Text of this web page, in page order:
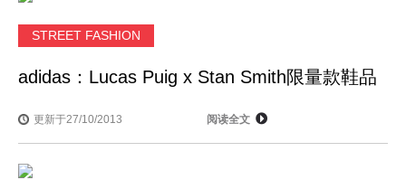
STREET FASHION
adidas：Lucas Puig x Stan Smith限量款鞋品
更新于27/10/2013 阅读全文